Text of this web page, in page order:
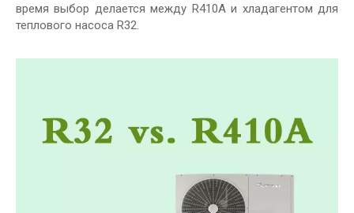
время выбор делается между R410A и хладагентом для
теплового насоса R32.